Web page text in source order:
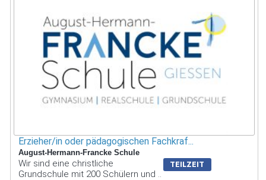
Erzieher/in oder pädagogischen Fachkraf...
August-Hermann-Francke Schule
TEILZEIT
Wir sind eine christliche
Grundschule mit 200 Schülern und ..